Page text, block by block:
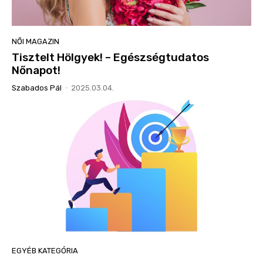
NŐI MAGAZIN
Tisztelt Hölgyek! – Egészségtudatos
Nőnapot!
Szabados Pál - 2025.03.04.
EGYÉB KATEGÓRIA